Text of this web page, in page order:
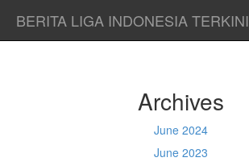
BERITA LIGA INDONESIA TERKINI
Archives
June 2024
June 2023